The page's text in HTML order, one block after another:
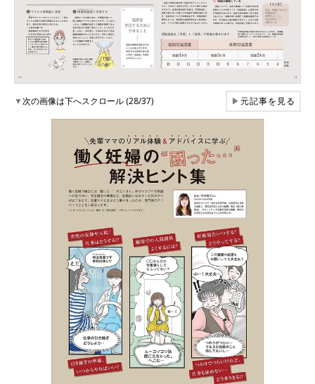
▼次の画像は下へスクロール (28/37) ▶元記事を見る